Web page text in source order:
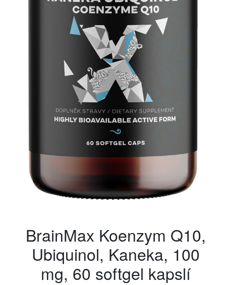
BrainMax Koenzym Q10,
Ubiquinol, Kaneka, 100
mg, 60 softgel kapslí